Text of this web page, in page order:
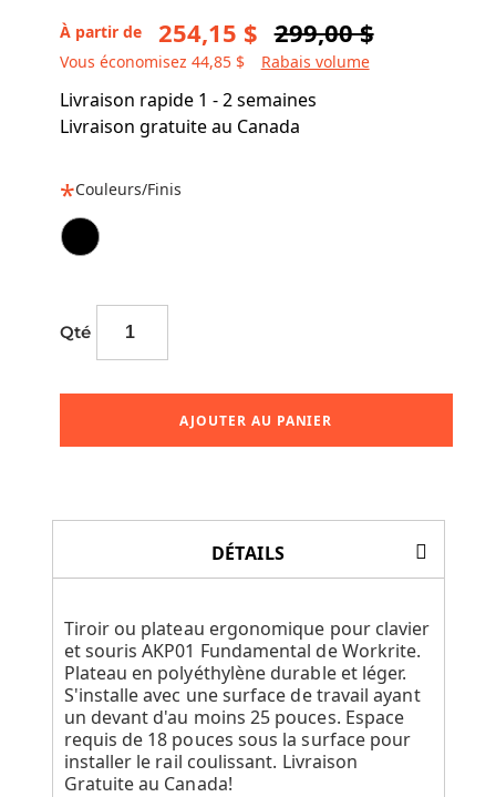
À partir de 254,15 $ 299,00 $
Vous économisez 44,85 $ Rabais volume
Livraison rapide 1 - 2 semaines
Livraison gratuite au Canada
Couleurs/Finis
Qté
AJOUTER AU PANIER
DÉTAILS
Tiroir ou plateau ergonomique pour clavier
et souris AKP01 Fundamental de Workrite.
Plateau en polyéthylène durable et léger.
S'installe avec une surface de travail ayant
un devant d'au moins 25 pouces. Espace
requis de 18 pouces sous la surface pour
installer le rail coulissant. Livraison
Gratuite au Canada!